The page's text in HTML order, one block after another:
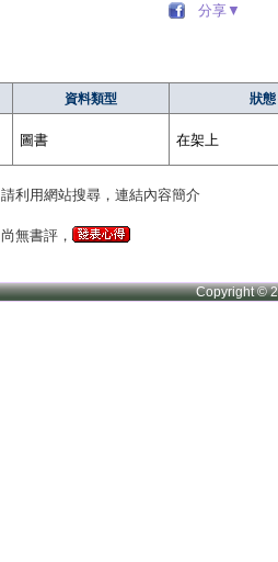
分享▼
資料類型 狀態
圖書 在架上
請利用網站搜尋，連結內容簡介
尚無書評，
Copyright ©